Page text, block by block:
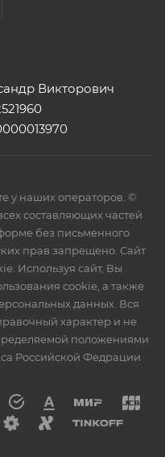
Викторович
у наших операторов. ©
составляющих частей
без письменного
прав запрещено. Сайт
Используя сайт, Вы
cookie, а также
данных. Вся
характер и не
положениями
Российской Федрации